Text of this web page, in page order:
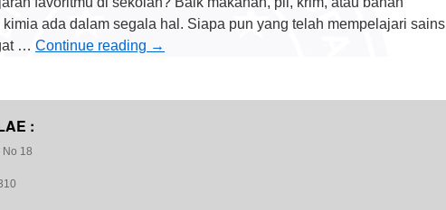
ada dalam segala hal. Siapa pun yang telah mempelajari sains
… Continue reading →
:
18